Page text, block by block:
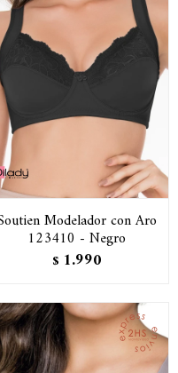
Modelador con Aro
123410 - Negro
$ 1.990